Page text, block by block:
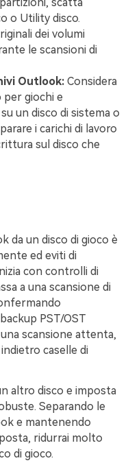
o Utility disco.
dei volumi
le scansioni di
Outlook: Considera
per giochi e
un disco di sistema o
i carichi di lavoro
sul disco che
da un disco di gioco è
ed eviti di
con controlli di
a una scansione di
PST/OST
scansione attenta,
caselle di
altro disco e imposta
Separando le
e mantenendo
ridurrai molto
di gioco.